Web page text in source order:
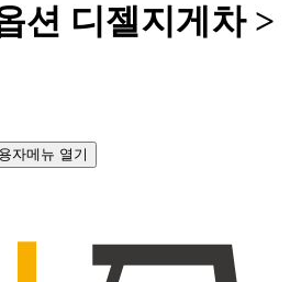
션 디젤지게차 >
자메뉴 열기